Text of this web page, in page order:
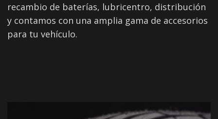
recambio de baterías, lubricentro, distribución
y contamos con una amplia gama de accesorios
para tu vehículo.